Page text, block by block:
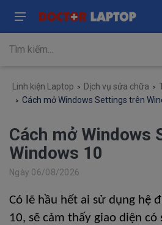
Linh kiện Laptop Dịch vụ sửa chữa
Cách mở Windows Settings trên
Cách mở Windows
Windows 10
Ngày 06/08/2026
Có lẽ hầu hết ai sử dụng hệ
10, sẽ cảm thấy giao diện